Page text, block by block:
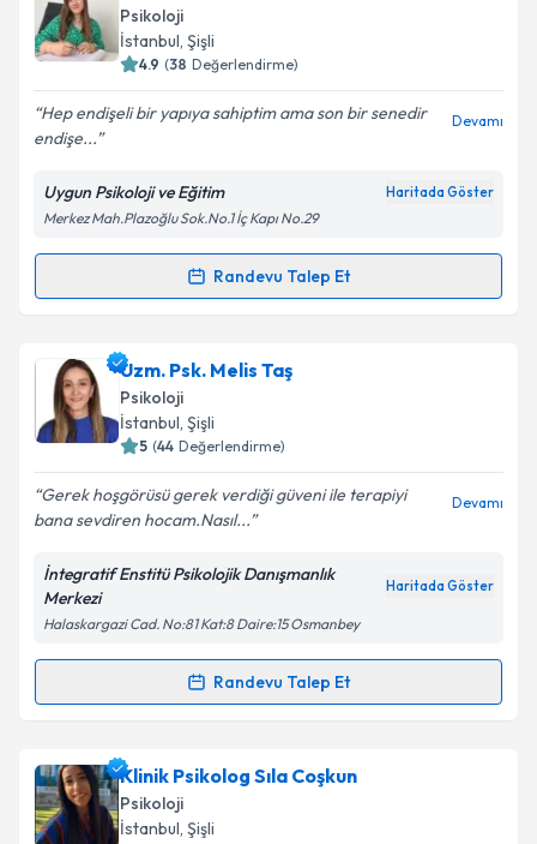
oluşturun. Size bu uzmandan randevu almanız için bir
takvim hazırlandığında e-posta ile bilgilendireceğiz.
Kişisel verilerimin işlenmesine ilişkin
Aydınlatma
Metni'ni okudum ve kişisel verilerimin belirtilen
kapsamda işlenmesini kabul ediyorum.
Psikoloji
İstanbul, Şişli
4.9 (38 Değerlendirme)
Hep endişeli bir yapıya sahiptim ama son bir senedir
endişe...
Devamı
Uygun Psikoloji ve Eğitim Haritada Göster
Merkez Mah.Plazoğlu Sok.No.1 İç Kapı No.29
Randevu Talep Et
Randevu Takvimi Talebi
Psk. Şeyma Almendiiçin randevu takvimi talebi
oluşturun. Size bu uzmandan randevu almanız için bir
takvim hazırlandığında e-posta ile bilgilendireceğiz.
Kişisel verilerimin işlenmesine ilişkin
Aydınlatma
kapsamda işlenmesini kabul ediyorum.
Takvim Talebini Gönder
Uzm. Psk. Melis Taş
Psikoloji
İstanbul, Şişli
5 (44 Değerlendirme)
Gerek hoşgörüsü gerek verdiği güveni ile terapiyi
bana sevdiren hocam.Nasıl...
Devamı
İntegratif Enstitü Psikolojik Danışmanlık
Merkezi
Haritada Göster
Halaskargazi Cad. No:81 Kat:8 Daire:15 Osmanbey
Randevu Talep Et
Randevu Takvimi Talebi
Uzm. Psk. Melis Taşiçin randevu takvimi talebi
oluşturun. Size bu uzmandan randevu almanız için bir
takvim hazırlandığında e-posta ile bilgilendireceğiz.
Klinik Psikolog Sıla Coşkun
Psikoloji
İstanbul, Şişli